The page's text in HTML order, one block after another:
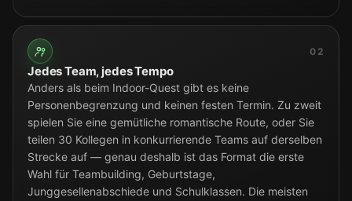
02
Jedes Team, jedes Tempo
Anders als beim Indoor-Quest gibt es keine
Personenbegrenzung und keinen festen Termin. Zu zweit
spielen Sie eine gemütliche romantische Route, oder Sie
teilen 30 Kollegen in konkurrierende Teams auf derselben
Strecke auf — genau deshalb ist das Format die erste
Wahl für Teambuilding, Geburtstage,
Junggesellenabschiede und Schulklassen. Die meisten